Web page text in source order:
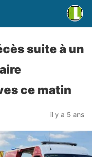
suite à un
ce matin
il y a 5 ans